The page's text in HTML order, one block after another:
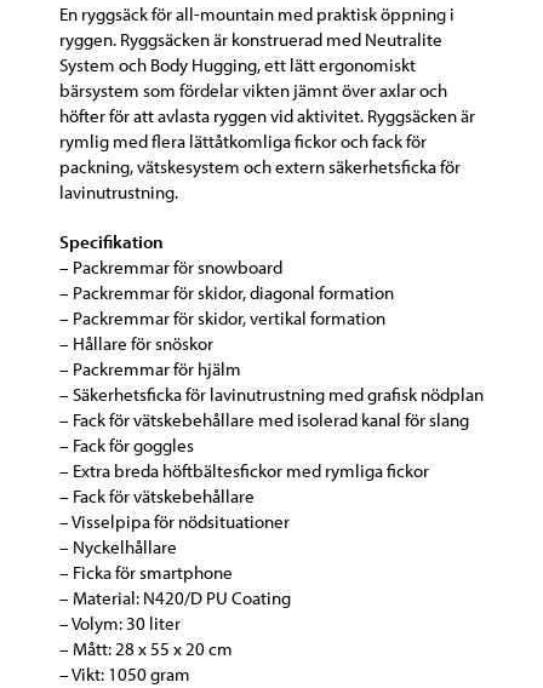
En ryggsäck för all-mountain med praktisk öppning i
ryggen. Ryggsäcken är konstruerad med Neutralite
System och Body Hugging, ett lätt ergonomiskt
bärsystem som fördelar vikten jämnt över axlar och
höfter för att avlasta ryggen vid aktivitet. Ryggsäcken är
rymlig med flera lättåtkomliga fickor och fack för
packning, vätskesystem och extern säkerhetsficka för
lavinutrustning.
Specifikation
– Packremmar för snowboard
– Packremmar för skidor, diagonal formation
– Packremmar för skidor, vertikal formation
– Hållare för snöskor
– Packremmar för hjälm
– Säkerhetsficka för lavinutrustning med grafisk nödplan
– Fack för vätskebehållare med isolerad kanal för slang
– Fack för goggles
– Extra breda höftbältesfickor med rymliga fickor
– Fack för vätskebehållare
– Visselpipa för nödsituationer
– Nyckelhållare
– Ficka för smartphone
– Material: N420/D PU Coating
– Volym: 30 liter
– Mått: 28 x 55 x 20 cm
– Vikt: 1050 gram